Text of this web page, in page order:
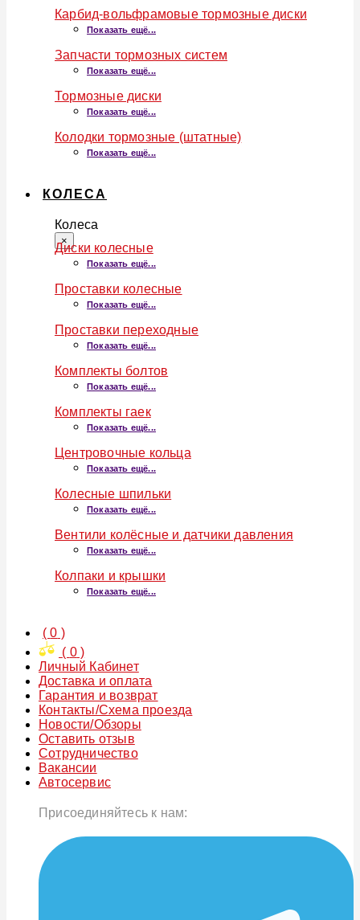
Карбид-вольфрамовые тормозные диски
Показать ещё...
Запчасти тормозных систем
Показать ещё...
Тормозные диски
Показать ещё...
Колодки тормозные (штатные)
Показать ещё...
КОЛЕСА
Колеса
×
Диски колесные
Показать ещё...
Проставки колесные
Показать ещё...
Проставки переходные
Показать ещё...
Комплекты болтов
Показать ещё...
Комплекты гаек
Показать ещё...
Центровочные кольца
Показать ещё...
Колесные шпильки
Показать ещё...
Вентили колёсные и датчики давления
Показать ещё...
Колпаки и крышки
Показать ещё...
(0 )
( 0)
Личный Кабинет
Доставка и оплата
Гарантия и возврат
Контакты/Схема проезда
Новости/Обзоры
Оставить отзыв
Сотрудничество
Вакансии
Автосервис
Присоединяйтесь к нам: